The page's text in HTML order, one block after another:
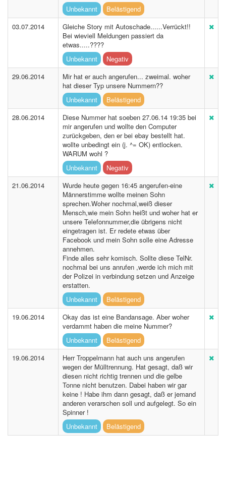
Unbekannt
Belästigend
03.07.2014
Gleiche Story mit Autoschade......Verrückt!!
Bei wieviell Meldungen passiert da
etwas.....????
Unbekannt
Negativ
29.06.2014
Mir hat er auch angerufen... zweimal. woher
hat dieser Typ unsere Nummern??
Unbekannt
Belästigend
28.06.2014
Diese Nummer hat soeben 27.06.14 19:35 bei
mir angerufen und wollte den Computer
zurückgeben, den er bei ebay bestellt hat.
wollte unbedingt ein (j. ^= OK) entlocken.
WARUM wohl ?
Unbekannt
Negativ
21.06.2014
Wurde heute gegen 16:45 angerufen-eine
Männerstimme wollte meinen Sohn
sprechen.Woher nochmal,weiß dieser
Mensch,wie mein Sohn heißt und woher hat er
unsere Telefonnummer,die übrigens nicht
eingetragen ist. Er redete etwas über
Facebook und mein Sohn solle eine Adresse
annehmen.
Finde alles sehr komisch. Sollte diese TelNr.
nochmal bei uns anrufen ,werde ich mich mit
der Polizei in verbindung setzen und Anzeige
erstatten.
Unbekannt
Belästigend
19.06.2014
Okay das ist eine Bandansage. Aber woher
verdammt haben die meine Nummer?
Unbekannt
Belästigend
19.06.2014
Herr Troppelmann hat auch uns angerufen
wegen der Mülltrennung. Hat gesagt, daß wir
diesen nicht richtig trennen und die gelbe
Tonne nicht benutzen. Dabei haben wir gar
keine ! Habe ihm dann gesagt, daß er jemand
anderen verarschen soll und aufgelegt. So ein
Spinner !
Unbekannt
Belästigend